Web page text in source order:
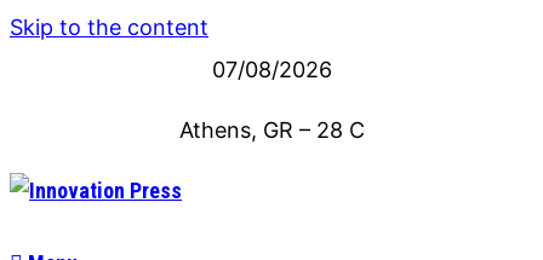
Skip to the content
07/08/2026
Athens, GR – 28 C